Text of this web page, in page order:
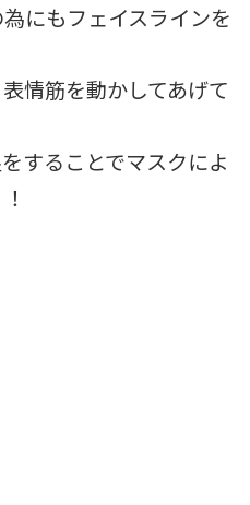
にもフェイスラインを
情筋を動かしてあげて
することでマスクによ